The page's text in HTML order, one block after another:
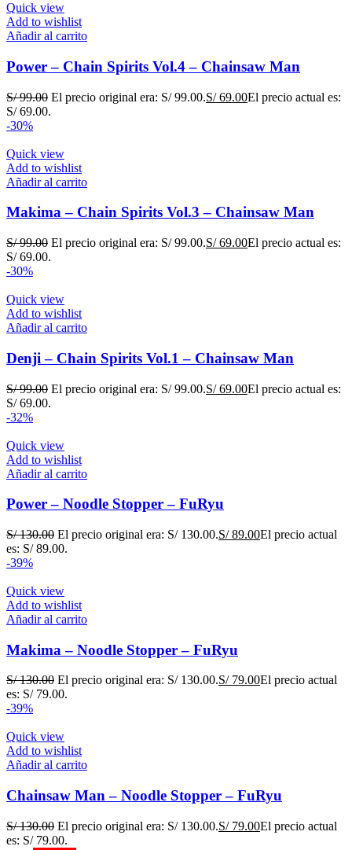
Quick view
Add to wishlist
Añadir al carrito
Power – Chain Spirits Vol.4 – Chainsaw Man
S/99.00 El precio original era: S/ 99.00.S/69.00El precio actual es:
S/ 69.00.
-30%
Quick view
Add to wishlist
Añadir al carrito
Makima – Chain Spirits Vol.3 – Chainsaw Man
S/99.00 El precio original era: S/ 99.00.S/69.00El precio actual es:
S/ 69.00.
-30%
Quick view
Add to wishlist
Añadir al carrito
Denji – Chain Spirits Vol.1 – Chainsaw Man
S/99.00 El precio original era: S/ 99.00.S/69.00El precio actual es:
S/ 69.00.
-32%
Quick view
Add to wishlist
Añadir al carrito
Power – Noodle Stopper – FuRyu
S/130.00 El precio original era: S/ 130.00.S/89.00El precio actual
es: S/ 89.00.
-39%
Quick view
Add to wishlist
Añadir al carrito
Makima – Noodle Stopper – FuRyu
S/130.00 El precio original era: S/ 130.00.S/79.00El precio actual
es: S/ 79.00.
-39%
Quick view
Add to wishlist
Añadir al carrito
Chainsaw Man – Noodle Stopper – FuRyu
S/130.00 El precio original era: S/ 130.00.S/79.00El precio actual
es: S/ 79.00.